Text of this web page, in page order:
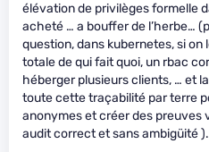
élévation de privilèges formelle
acheté … a bouffer de l’herbe…
question, dans kubernetes, si on
totale de qui fait quoi, un rbac
héberger plusieurs clients, … et
toute cette traçabilité par terre
anonymes et créer des preuves
audit correct et sans ambigüité ).